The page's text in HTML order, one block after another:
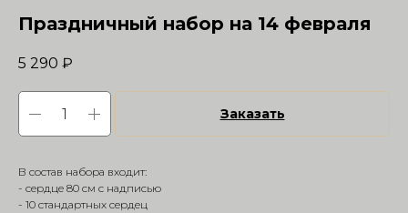
Праздничный набор на 14 февраля
5 290 ₽
Заказать
В состав набора входит:
- сердце 80 см с надписью
- 10 стандартных сердец